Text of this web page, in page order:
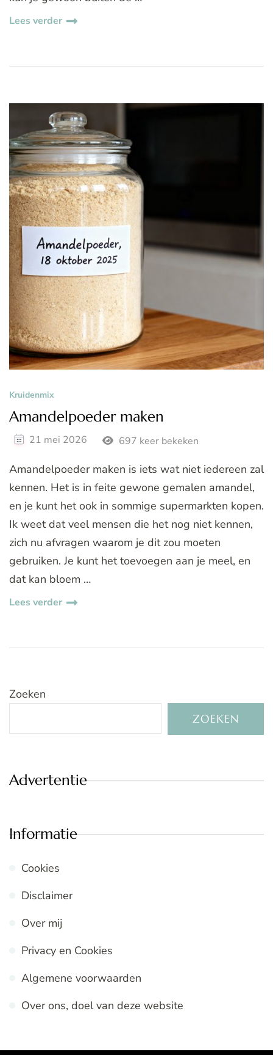
Lees verder
Kruidenmix
Amandelpoeder maken
21 mei 2026 697 keer bekeken
Amandelpoeder maken is iets wat niet iedereen zal
kennen. Het is in feite gewone gemalen amandel,
en je kunt het ook in sommige supermarkten kopen.
Ik weet dat veel mensen die het nog niet kennen,
zich nu afvragen waarom je dit zou moeten
gebruiken. Je kunt het toevoegen aan je meel, en
dat kan bloem …
Lees verder
Zoeken
ZOEKEN
Advertentie
Informatie
Cookies
Disclaimer
Over mij
Privacy en Cookies
Algemene voorwaarden
Over ons, doel van deze website